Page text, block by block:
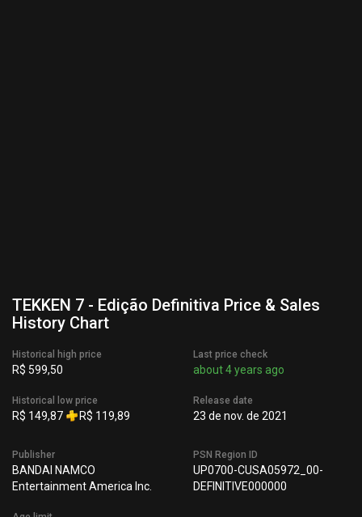
TEKKEN 7 - Edição Definitiva Price & Sales
History Chart
Historical high price
R$ 599,50
Historical low price
R$ 149,87 R$ 119,89
Last price check
about 4 years ago
Release date
23 de nov. de 2021
Publisher
BANDAI NAMCO
Entertainment America Inc.
PSN Region ID
UP0700-CUSA05972_00-
DEFINITIVE000000